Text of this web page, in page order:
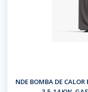
NDE BOMBA DE CALOR